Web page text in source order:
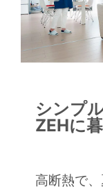
シンプ
ZEHに
高断熱で